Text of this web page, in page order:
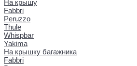
На крышу
Fabbri
Peruzzo
Thule
Whispbar
Yakima
На крышку багажника
Fabbri